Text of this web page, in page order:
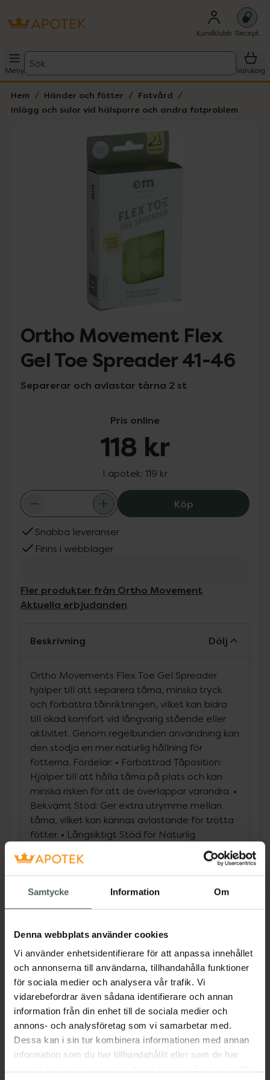
Samtycke Information Om
Denna webbplats använder cookies
Vi använder enhetsidentifierare för att anpassa innehållet
och annonserna till användarna, tillhandahålla funktioner
för sociala medier och analysera vår trafik. Vi
vidarebefordrar även sådana identifierare och annan
information från din enhet till de sociala medier och
annons- och analysföretag som vi samarbetar med.
Dessa kan i sin tur kombinera informationen med annan
information som du har tillhandahållit eller som de har
Kundklubb Recept
Meny
Sök
Varukorg
Hem Händer och fötter
Fotvård
Inlägg och sulor vid hälsporre och andra fotproblem
Lista: . Innehåller 1 objekt.
Ortho Movement Flex
Gel Toe Spreader 41-46
Separerar och avlastar tårna 2 st
Pris online
118 kr
I apotek: 119 kr
KöpOrtho
Snabba leveranser
Finns i webblager
Fler produkter från Ortho Movement
Aktuella erbjudanden
Beskrivning Dölj
Ortho Movements Flex Toe Gel Spreader
hjälper till att separera tårna, minska tryck
och förbättra tåinriktningen, vilket kan bidra
till ökad komfort vid långvarig stående eller
aktivitet. Genom regelbunden användning kan
den stödja en mer naturlig hållning för
fötterna. Fördelar: • Förbättrad Tåposition:
Hjälper till att hålla tårna på plats och kan
minska risken för att de överlappar varandra. •
Bekvämt Stöd: Ger extra utrymme mellan
tårna, vilket kan kännas avlastande för trötta
fötter. • Långsiktigt Stöd för Naturlig
Fotposition: Med kontinuerlig användning kan
tåspridaren hjälpa till att främja en
balanserad fotposition. • Instruktioner för
Användning Steg 1: Förberedelser Tvätta och
torka fötterna – Håll fötterna rena och torra
Se till att de inte är skadade eller slitna. Steg
2: Applicering Placera tåspridaren – Sätt
tåspridaren mellan tårna. Se till att de sitter
bekvämt utan att orsaka obehag. Justera
passformen – Kontrollera att spridaren sitter
jämnt och bekvämt. Steg 3: Användning
Gradvis användning – Börja med korta
perioder (15–30 minuter) och öka tiden
successivt för att vänja dig. Bär dem under